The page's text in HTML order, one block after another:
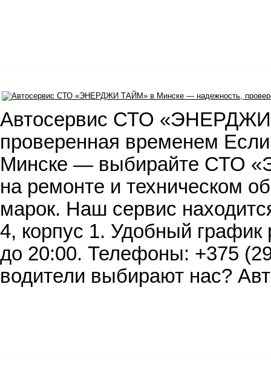
Автосервис СТО
проверенная временем
Минске — выбирайте СТО
на ремонте и техническом
марок. Наш сервис
4, корпус 1. Удобный график
до 20:00. Телефоны: +375
водители выбирают нас?